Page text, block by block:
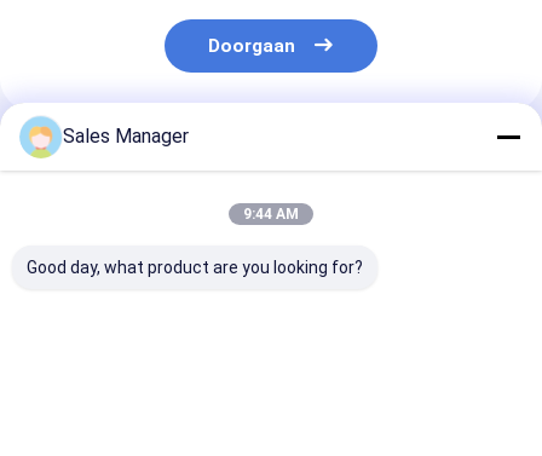
Doorgaan
Geadviseerde Producten
Sales Manager
9:44 AM
Good day, what product are you looking for?